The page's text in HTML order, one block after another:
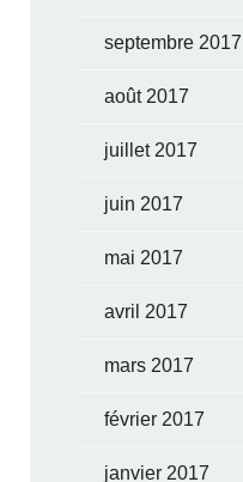
septembre 2017
août 2017
juillet 2017
juin 2017
mai 2017
avril 2017
mars 2017
février 2017
janvier 2017